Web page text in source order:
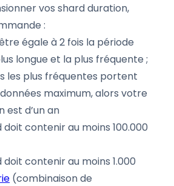
vos shard duration,
:
égale à 2 fois la période
longue et la plus fréquente ;
les plus fréquentes portent
maximum, alors votre
est d’un an
doit contenir au moins 100.000
contenir au moins 1.000
(combinaison de